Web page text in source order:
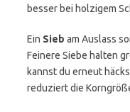
besser bei holzigem
Ein Sieb am Auslass
Feinere Siebe halten
kannst du erneut
reduziert die